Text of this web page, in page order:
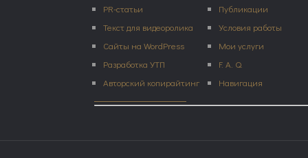
PR-статьи
Текст для видеоролика
Сайты на WordPress
Разработка УТП
Авторский копирайтинг
Публикации
Условия работы
Мои услуги
F. A. Q.
Навигация